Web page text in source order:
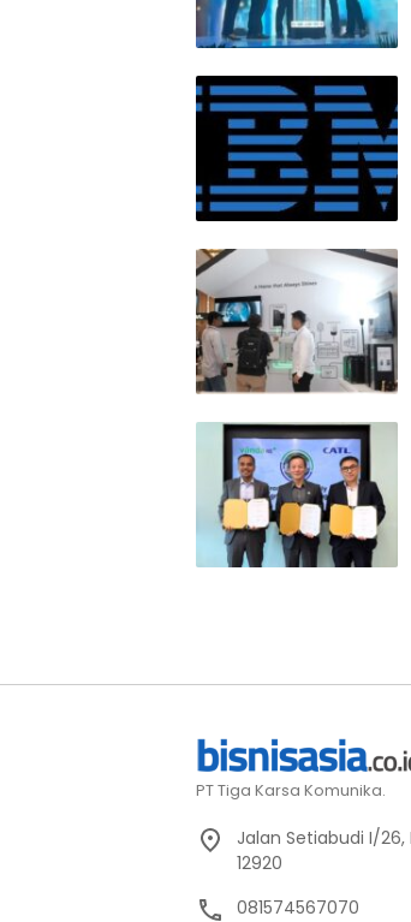
PT Tiga Karsa Komunika.
Jalan Setiabudi I/
12920
081574567070